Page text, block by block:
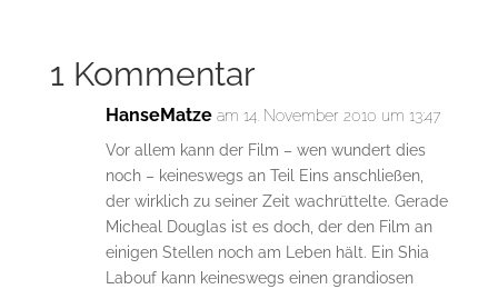
1 Kommentar
HanseMatze am 14. November 2010 um 13:47
Vor allem kann der Film – wen wundert dies
noch – keineswegs an Teil Eins anschließen,
der wirklich zu seiner Zeit wachrüttelte. Gerade
Micheal Douglas ist es doch, der den Film an
einigen Stellen noch am Leben hält. Ein Shia
Labouf kann keineswegs einen grandiosen